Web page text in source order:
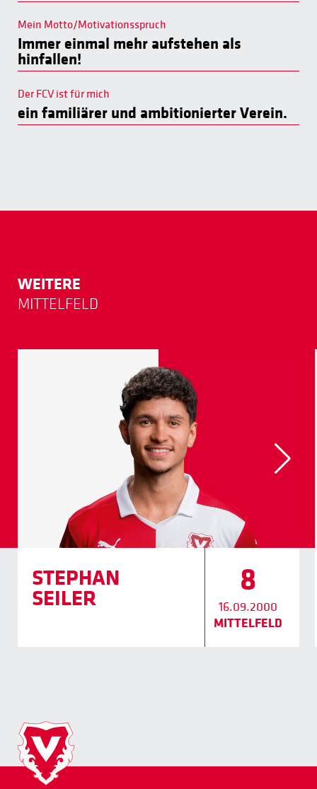
Mein Motto/Motivationsspruch
Immer einmal mehr aufstehen als
hinfallen!
Der FCV ist für mich
ein familiärer und ambitionierter Verein.
WEITERE
MITTELFELD
STEPHAN
SEILER
8
16.09.2000
MITTELFELD